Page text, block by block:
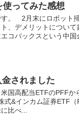
使ってみた感想
。 2月末にロボット
、デメリットについ
コバックスという中
されました
国高配当ETFのPFF
&インカム証券ETF（
比べ...